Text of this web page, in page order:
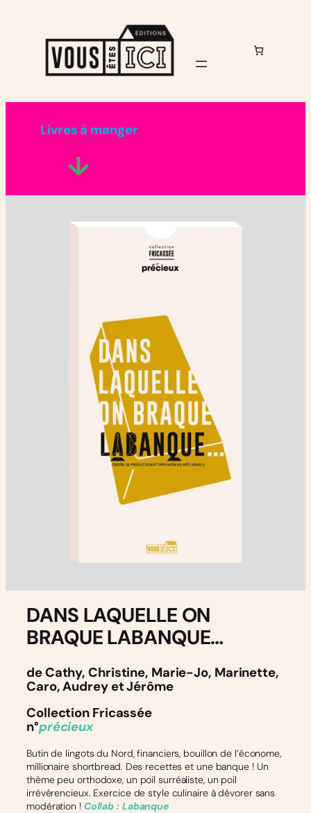
Livres à manger
DANS LAQUELLE ON
BRAQUE LABANQUE…
de Cathy, Christine, Marie-Jo, Marinette,
Caro, Audrey et Jérôme
Collection Fricassée
n°précieux
Butin de lingots du Nord, financiers, bouillon de l’économe,
millionaire shortbread. Des recettes et une banque ! Un
thème peu orthodoxe, un poil surréaliste, un poil
irrévérencieux. Exercice de style culinaire à dévorer sans
modération ! Collab : Labanque